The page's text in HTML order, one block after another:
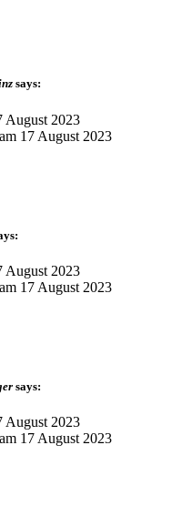
says:
August 2023
17 August 2023
August 2023
17 August 2023
says:
August 2023
17 August 2023